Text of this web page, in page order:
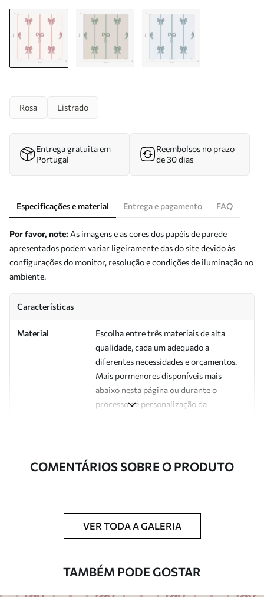
Rosa Listrado
Entrega gratuita em
Portugal
Reembolsos no prazo
de 30 dias
Especificações e material Entrega e pagamento FAQ
Por favor, note: As imagens e as cores dos papéis de parede
apresentados podem variar ligeiramente das do site devido às
configurações do monitor, resolução e condições de iluminação no
ambiente.
Características
Material
Escolha entre três materiais de alta
qualidade, cada um adequado a
diferentes necessidades e orçamentos.
Mais pormenores disponíveis mais
abaixo nesta página ou durante o
processo de personalização da
Número do
a01074
Acabamento Semibrilhante.
Impresso sob encomenda e entregue em
adicionais
Disponível com revestimento de verniz
e/ou adesivo para papel de parede.
COMENTÁRIOS SOBRE O PRODUTO
VER TODA A GALERIA
TAMBÉM PODE GOSTAR